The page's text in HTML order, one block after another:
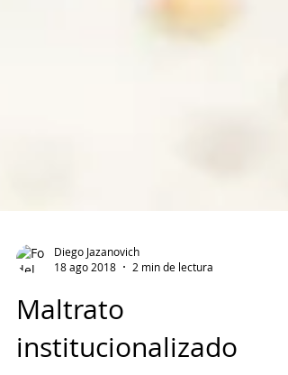
Diego Jazanovich
18 ago 2018
Maltrato